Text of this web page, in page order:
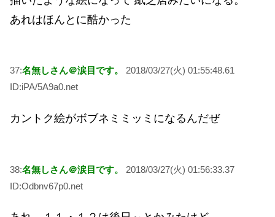
あれはほんとに酷かった
37:名無しさん＠涙目です。
2018/03/27(火) 01:55:48.61
ID:iPA/5A9a0.net
カントク絵がボブネミミッミになるんだぜ
38:名無しさん＠涙目です。
2018/03/27(火) 01:56:33.37
ID:Odbnv67p0.net